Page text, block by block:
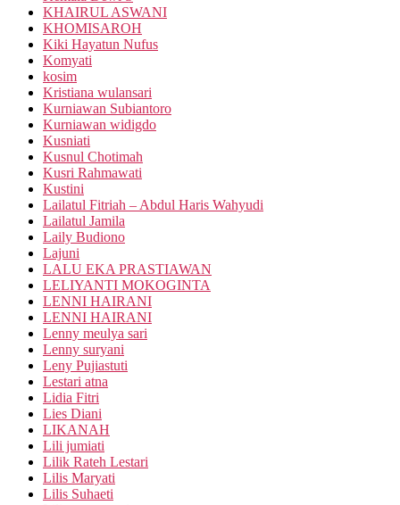
KHAIRUL ASWANI
KHOMISAROH
Kiki Hayatun Nufus
Komyati
kosim
Kristiana wulansari
Kurniawan Subiantoro
Kurniawan widigdo
Kusniati
Kusnul Chotimah
Kusri Rahmawati
Kustini
Lailatul Fitriah – Abdul Haris Wahyudi
Lailatul Jamila
Laily Budiono
Lajuni
LALU EKA PRASTIAWAN
LELIYANTI MOKOGINTA
LENNI HAIRANI
LENNI HAIRANI
Lenny meulya sari
Lenny suryani
Leny Pujiastuti
Lestari atna
Lidia Fitri
Lies Diani
LIKANAH
Lili jumiati
Lilik Rateh Lestari
Lilis Maryati
Lilis Suhaeti